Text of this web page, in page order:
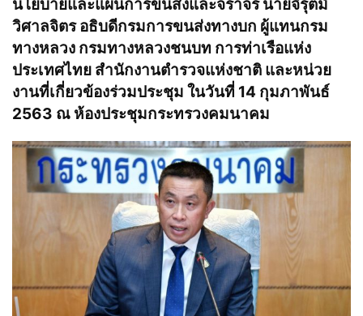
นโยบายและแผนการขนส่งและจราจร นายจิรุตม์
วิศาลจิตร อธิบดีกรมการขนส่งทางบก ผู้แทนกรม
ทางหลวง กรมทางหลวงชนบท การท่าเรือแห่ง
ประเทศไทย สำนักงานตำรวจแห่งชาติ และหน่วย
งานที่เกี่ยวข้องร่วมประชุม ในวันที่ 14 กุมภาพันธ์
2563 ณ ห้องประชุมกระทรวงคมนาคม